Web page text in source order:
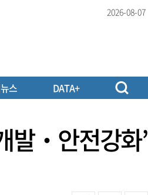
2026-08-07
스 DATA+
발‧안전강화’